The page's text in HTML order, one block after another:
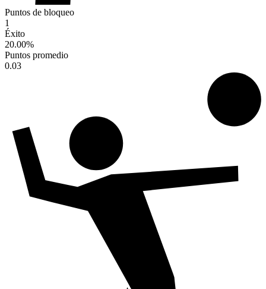
Puntos de bloqueo
1
Éxito
20.00%
Puntos promedio
0.03